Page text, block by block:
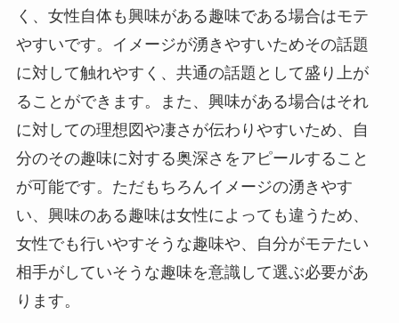
く、女性自体も興味がある趣味である場合はモテ
やすいです。イメージが湧きやすいためその話題
に対して触れやすく、共通の話題として盛り上が
ることができます。また、興味がある場合はそれ
に対しての理想図や凄さが伝わりやすいため、自
分のその趣味に対する奥深さをアピールすること
が可能です。ただもちろんイメージの湧きやす
い、興味のある趣味は女性によっても違うため、
女性でも行いやすそうな趣味や、自分がモテたい
相手がしていそうな趣味を意識して選ぶ必要があ
ります。